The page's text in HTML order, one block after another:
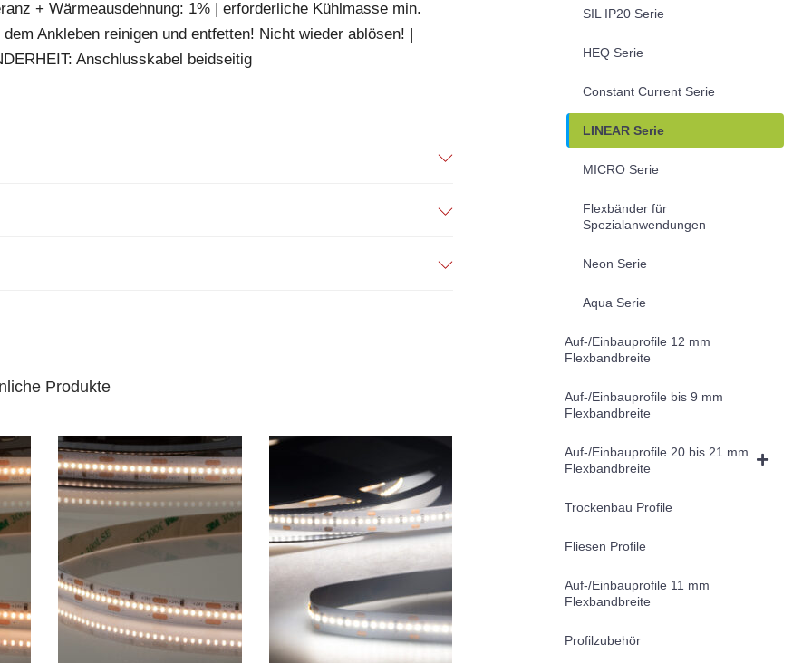
+ Wärmeausdehnung: 1% | erforderliche Kühlmasse min.
Ankleben reinigen und entfetten! Nicht wieder ablösen! |
Anschlusskabel beidseitig
Produkte
SIL IP20 Serie
HEQ Serie
Constant Current Serie
LINEAR Serie
MICRO Serie
Flexbänder für
Spezialanwendungen
Neon Serie
Aqua Serie
Auf-/Einbauprofile 12 mm
Flexbandbreite
Auf-/Einbauprofile bis 9 mm
Flexbandbreite
Auf-/Einbauprofile 20 bis 21 mm
Flexbandbreite
Trockenbau Profile
Fliesen Profile
Auf-/Einbauprofile 11 mm
Flexbandbreite
Profilzubehör